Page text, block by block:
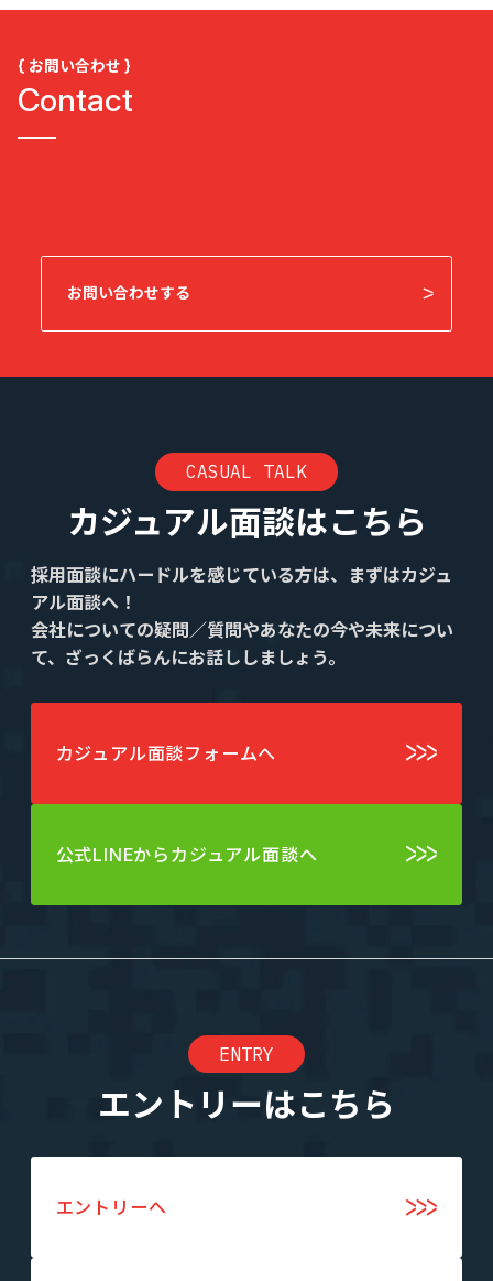
{ お問い合わせ }
Contact
お問い合わせする
CASUAL TALK
カジュアル面談はこちら
採用面談にハードルを感じている方は、まずはカジュ
アル面談へ！
会社についての疑問／質問やあなたの今や未来につい
て、ざっくばらんにお話ししましょう。
カジュアル面談フォームへ
公式LINEからカジュアル面談へ
ENTRY
エントリーはこちら
エントリーへ